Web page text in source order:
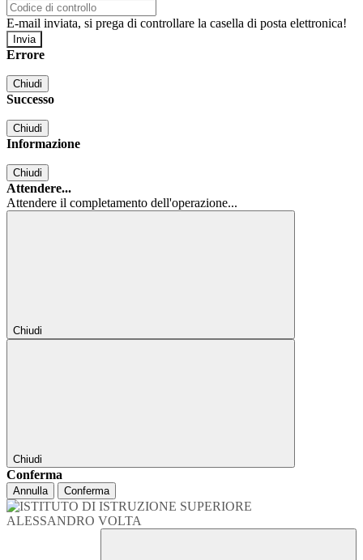
E-mail inviata, si prega di controllare la casella di posta elettronica!
Errore
Chiudi
Successo
Chiudi
Informazione
Chiudi
Attendere...
Attendere il completamento dell'operazione...
Chiudi
Chiudi
Conferma
Annulla Conferma